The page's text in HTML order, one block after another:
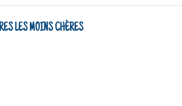
LES MOINS CHÈRES